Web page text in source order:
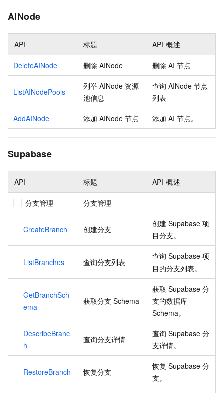
AINode
API 标题 API 概述
DeleteAINode 删除 AINode 删除 AI 节点
ListAINodePools
列举 AINode 资源
池信息
查询 AINode 节点
列表
AddAINode 添加 AINode 节点 添加 AI 节点。
Supabase
API 标题 API 概述
分支管理 分支管理
CreateBranch 创建分支
创建 Supabase 项
目分支。
ListBranches 查询分支列表
查询 Supabase 项
目的分支列表。
GetBranchSch
ema
获取分支 Schema
获取 Supabase 分
支的数据库
Schema。
DescribeBranc
h
查询分支详情
查询 Supabase 分
支详情。
RestoreBranch 恢复分支
恢复 Supabase 分
支。